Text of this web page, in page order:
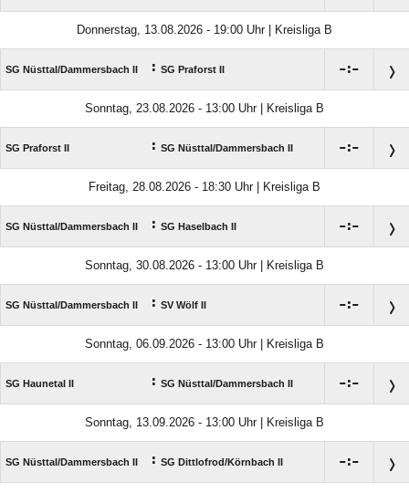
Donnerstag, 13.08.2026 - 19:00 Uhr | Kreisliga B
SG Nüsttal/​Dammersbach II : SG Praforst II :
Sonntag, 23.08.2026 - 13:00 Uhr | Kreisliga B
SG Praforst II : SG Nüsttal/​Dammersbach II :
Freitag, 28.08.2026 - 18:30 Uhr | Kreisliga B
SG Nüsttal/​Dammersbach II : SG Haselbach II :
Sonntag, 30.08.2026 - 13:00 Uhr | Kreisliga B
SG Nüsttal/​Dammersbach II : SV Wölf II :
Sonntag, 06.09.2026 - 13:00 Uhr | Kreisliga B
SG Haunetal II : SG Nüsttal/​Dammersbach II :
Sonntag, 13.09.2026 - 13:00 Uhr | Kreisliga B
SG Nüsttal/​Dammersbach II : SG Dittlofrod/​Körnbach II :